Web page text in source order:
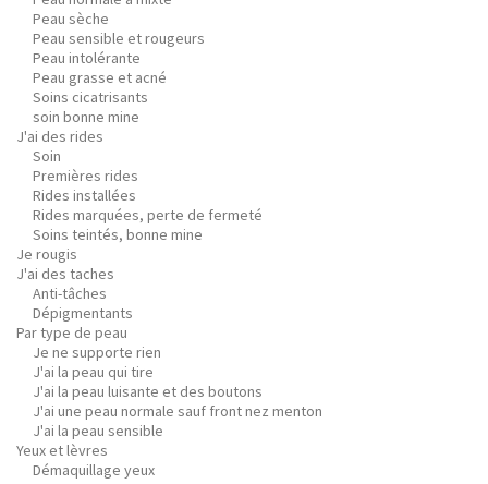
Peau sèche
Peau sensible et rougeurs
Peau intolérante
Peau grasse et acné
Soins cicatrisants
soin bonne mine
J'ai des rides
Soin
Premières rides
Rides installées
Rides marquées, perte de fermeté
Soins teintés, bonne mine
Je rougis
J'ai des taches
Anti-tâches
Dépigmentants
Par type de peau
Je ne supporte rien
J'ai la peau qui tire
J'ai la peau luisante et des boutons
J'ai une peau normale sauf front nez menton
J'ai la peau sensible
Yeux et lèvres
Démaquillage yeux